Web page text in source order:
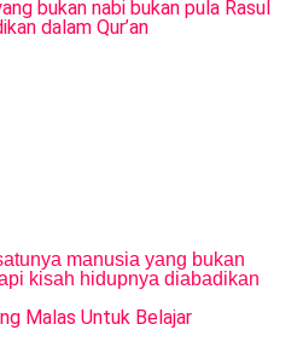
manusia yang bukan
kisah hidupnya diabadikan